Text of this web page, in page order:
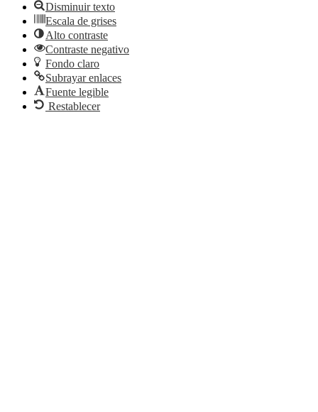
Disminuir texto
Escala de grises
Alto contraste
Contraste negativo
Fondo claro
Subrayar enlaces
Fuente legible
Restablecer